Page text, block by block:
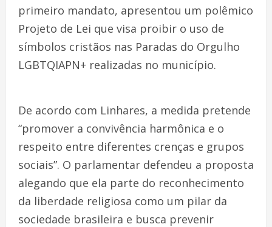
primeiro mandato, apresentou um polêmico
Projeto de Lei que visa proibir o uso de
símbolos cristãos nas Paradas do Orgulho
LGBTQIAPN+ realizadas no município.
De acordo com Linhares, a medida pretende
“promover a convivência harmônica e o
respeito entre diferentes crenças e grupos
sociais”. O parlamentar defendeu a proposta
alegando que ela parte do reconhecimento
da liberdade religiosa como um pilar da
sociedade brasileira e busca prevenir